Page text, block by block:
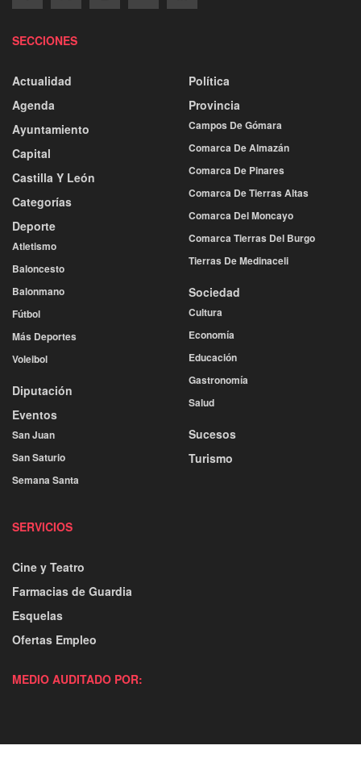
SECCIONES
Actualidad
Agenda
Ayuntamiento
Capital
Castilla Y León
Categorías
Deporte
Atletismo
Baloncesto
Balonmano
Fútbol
Más Deportes
Voleibol
Diputación
Eventos
San Juan
San Saturio
Semana Santa
Política
Provincia
Campos De Gómara
Comarca De Almazán
Comarca De Pinares
Comarca De Tierras Altas
Comarca Del Moncayo
Comarca Tierras Del Burgo
Tierras De Medinaceli
Sociedad
Cultura
Economía
Educación
Gastronomía
Salud
Sucesos
Turismo
SERVICIOS
Cine y Teatro
Farmacias de Guardia
Esquelas
Ofertas Empleo
MEDIO AUDITADO POR: